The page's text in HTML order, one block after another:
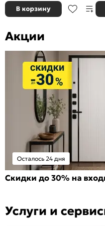
В корзину
Акции
Осталось 24 дня
Скидки до 30% на
Услуги и